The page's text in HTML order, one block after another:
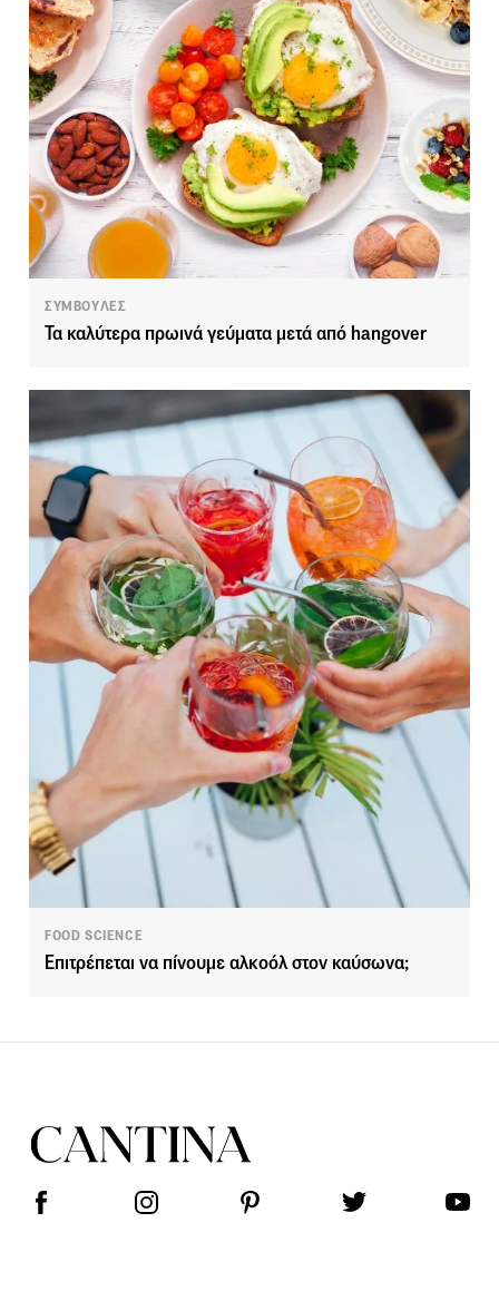
ΣΥΜΒΟΥΛΕΣ
Τα καλύτερα πρωινά γεύματα μετά από hangover
FOOD SCIENCE
Επιτρέπεται να πίνουμε αλκοόλ στον καύσωνα;